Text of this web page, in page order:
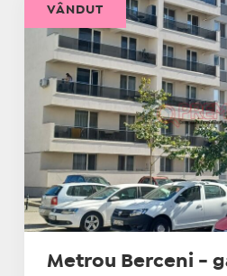
Metrou Berceni -
VÂNDUT